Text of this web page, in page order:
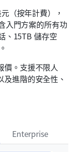
（按年計費），
入門方案的所有功
、15TB 儲存空
價。支援不限人
進階的安全性、
Enterprise